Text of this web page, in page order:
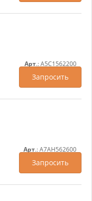
Арт.: A5C1562200
Запросить
Арт.: A7AH562600
Запросить